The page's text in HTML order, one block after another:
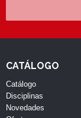
CATÁLOGO
Catálogo
Disciplinas
Novedades